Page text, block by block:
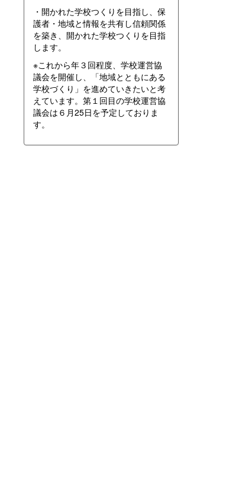
・開かれた学校つくりを目指し、保
護者・地域と情報を共有し信頼関係
を築き、開かれた学校つくりを目指
します。
※これから年３回程度、学校運営協
議会を開催し、「地域とともにある
学校づくり」を進めていきたいと考
えています。第１回目の学校運営協
議会は６月25日を予定しておりま
す。